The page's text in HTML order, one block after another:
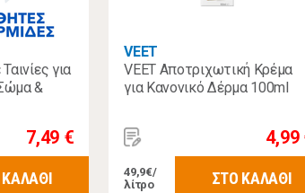
για
&
7,49 €
VEET
VEET Αποτριχωτική Κρέμα
για Κανονικό Δέρμα 100ml
4,99
49,9€/
λίτρο
ΣΤΟ ΚΑΛΑΘΙ